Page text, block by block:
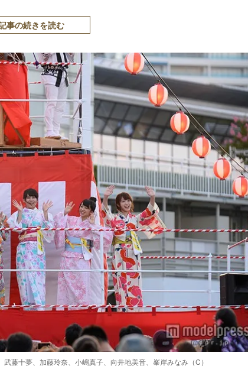
事の続きを読む
藤十夢、加藤玲奈、小嶋真子、向井地美音、峯岸みなみ（C）